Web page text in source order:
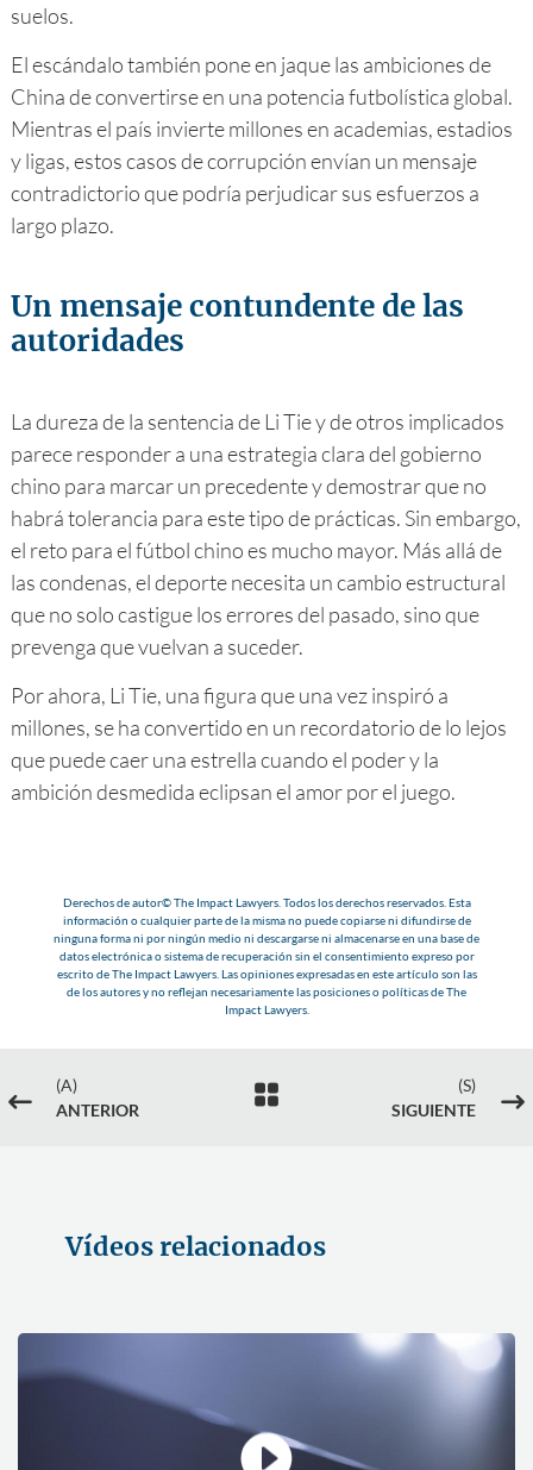
suelos.
El escándalo también pone en jaque las ambiciones de
China de convertirse en una potencia futbolística global.
Mientras el país invierte millones en academias, estadios
y ligas, estos casos de corrupción envían un mensaje
contradictorio que podría perjudicar sus esfuerzos a
largo plazo.
Un mensaje contundente de las
autoridades
La dureza de la sentencia de Li Tie y de otros implicados
parece responder a una estrategia clara del gobierno
chino para marcar un precedente y demostrar que no
habrá tolerancia para este tipo de prácticas. Sin embargo,
el reto para el fútbol chino es mucho mayor. Más allá de
las condenas, el deporte necesita un cambio estructural
que no solo castigue los errores del pasado, sino que
prevenga que vuelvan a suceder.
Por ahora, Li Tie, una figura que una vez inspiró a
millones, se ha convertido en un recordatorio de lo lejos
que puede caer una estrella cuando el poder y la
ambición desmedida eclipsan el amor por el juego.
Derechos de autor© The Impact Lawyers. Todos los derechos reservados. Esta
información o cualquier parte de la misma no puede copiarse ni difundirse de
ninguna forma ni por ningún medio ni descargarse ni almacenarse en una base de
datos electrónica o sistema de recuperación sin el consentimiento expreso por
escrito de The Impact Lawyers. Las opiniones expresadas en este artículo son las
de los autores y no reflejan necesariamente las posiciones o políticas de The
Impact Lawyers.
#
(A)
ANTERIOR

(S)
SIGUIENTE
$
Vídeos relacionados